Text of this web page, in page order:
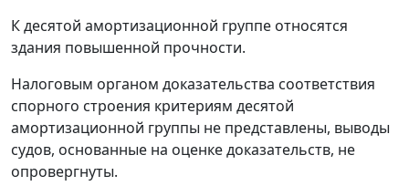
К десятой амортизационной группе относятся
здания повышенной прочности.
Налоговым органом доказательства соответствия
спорного строения критериям десятой
амортизационной группы не представлены, выводы
судов, основанные на оценке доказательств, не
опровергнуты.